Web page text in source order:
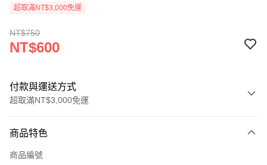
超取滿NT$3,000免運
NT$750
NT$600
付款與運送方式
超取滿NT$3,000免運
信用卡一次付款
超商取貨付款
商品特色
商品編號